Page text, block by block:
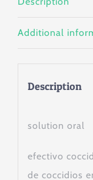
Additional
Description
solution oral
efectivo
de coccidios